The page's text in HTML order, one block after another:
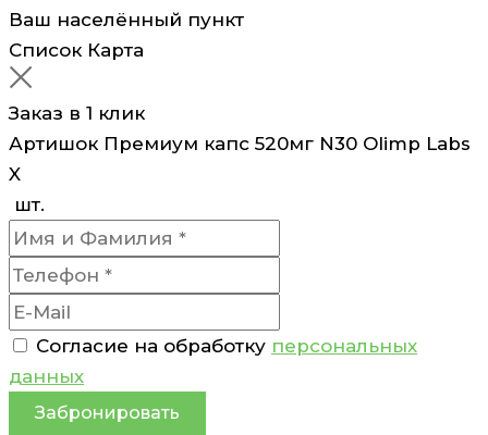
Ваш населённый пункт
Список Карта
Заказ в 1 клик
Артишок Премиум капс 520мг N30 Olimp Labs
X
шт.
Согласие на обработку персональных
данных
Забронировать